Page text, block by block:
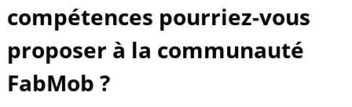
compétences pourriez-vous
proposer à la communauté
FabMob ?